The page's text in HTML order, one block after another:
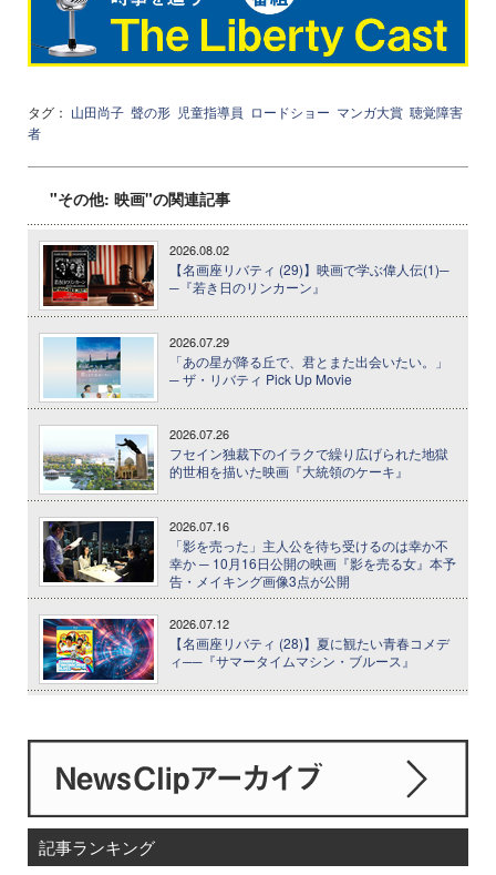
タグ： 山田尚子 聲の形 児童指導員 ロードショー マンガ大賞 聴覚障害
者
"その他: 映画"の関連記事
2026.08.02
【名画座リバティ (29)】映画で学ぶ偉人伝(1)─
─『若き日のリンカーン』
2026.07.29
「あの星が降る丘で、君とまた出会いたい。」
─ ザ・リバティ Pick Up Movie
2026.07.26
フセイン独裁下のイラクで繰り広げられた地獄
的世相を描いた映画『大統領のケーキ』
2026.07.16
「影を売った」主人公を待ち受けるのは幸か不
幸か ─ 10月16日公開の映画『影を売る女』本予
告・メイキング画像3点が公開
2026.07.12
【名画座リバティ (28)】夏に観たい青春コメデ
ィ──『サマータイムマシン・ブルース』
記事ランキング